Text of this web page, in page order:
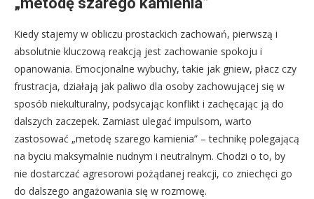
Kiedy stajemy w obliczu prostackich zachowań, pierwszą i
absolutnie kluczową reakcją jest zachowanie spokoju i
opanowania. Emocjonalne wybuchy, takie jak gniew, płacz czy
frustracja, działają jak paliwo dla osoby zachowującej się w
sposób niekulturalny, podsycając konflikt i zachęcając ją do
dalszych zaczepek. Zamiast ulegać impulsom, warto
zastosować „metodę szarego kamienia” – technikę polegającą
na byciu maksymalnie nudnym i neutralnym. Chodzi o to, by
nie dostarczać agresorowi pożądanej reakcji, co zniechęci go
do dalszego angażowania się w rozmowę.